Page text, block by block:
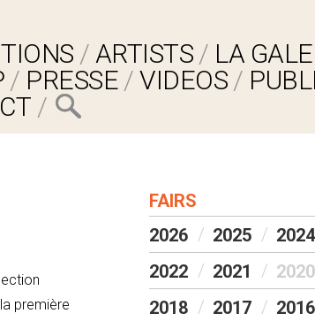
ARTISTS
LA
PRESSE VIDEOS
première
FAIRS
2026
2025 2024
2022
2021 2020
2018
2017 2016